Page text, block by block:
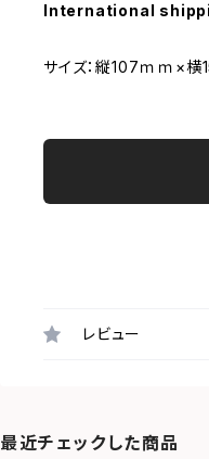
International
サイズ：縦107ｍｍ×横
レビュー
最近チェックした商品